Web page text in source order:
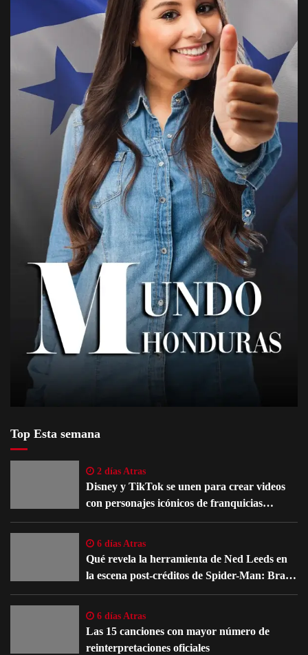
Top Esta semana
2 días Atras
Disney y TikTok se unen para crear videos
con personajes icónicos de franquicias
famosas
6 días Atras
Qué revela la herramienta de Ned Leeds en
la escena post-créditos de Spider-Man: Brand
New Day
6 días Atras
Las 15 canciones con mayor número de
reinterpretaciones oficiales